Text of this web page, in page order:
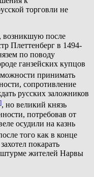
торговли не
возникшую после
Плеттенберг в 1494-
по поводу
ганзейских купцов
принимать
сопротивление
русских заложников
, но великий князь
потребовав от
осудили на казнь
того как в конце
покарать
штурме жителей Нарвы